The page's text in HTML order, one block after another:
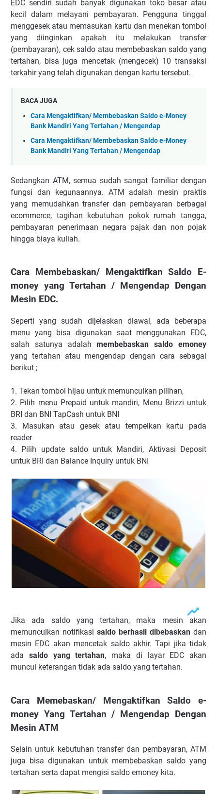
EDC sendiri sudah banyak digunakan toko besar atau
kecil dalam melayani pembayaran. Pengguna tinggal
menggesek atau memasukan kartu dan menekan tombol
yang diinginkan apakah itu melakukan transfer
(pembayaran), cek saldo atau membebaskan saldo yang
tertahan, bisa juga mencetak (mengecek) 10 transaksi
terkahir yang telah digunakan dengan kartu tersebut.
BACA JUGA
Cara Mengaktifkan/ Membebaskan Saldo e-Money
Bank Mandiri Yang Tertahan / Mengendap
Cara Mengaktifkan/ Membebaskan Saldo e-Money
Bank Mandiri Yang Tertahan / Mengendap
Sedangkan ATM, semua sudah sangat familiar dengan
fungsi dan kegunaannya. ATM adalah mesin praktis
yang memudahkan transfer dan pembayaran berbagai
ecommerce, tagihan kebutuhan pokok rumah tangga,
pembayaran penerimaan negara pajak dan non pojak
hingga biaya kuliah.
Cara Membebaskan/ Mengaktifkan Saldo E-
money yang Tertahan / Mengendap Dengan
Mesin EDC.
Seperti yang sudah dijelaskan diawal, ada beberapa
menu yang bisa digunakan saat menggunakan EDC,
salah satunya adalahmembebaskan saldo emoney
yang tertahan atau mengendap dengan cara sebagai
berikut ;
1. Tekan tombol hijau untuk memunculkan pilihan,
2. Pilih menu Prepaid untuk mandiri, Menu Brizzi untuk
BRI dan BNI TapCash untuk BNI
3. Masukan atau gesek atau tempelkan kartu pada
reader
4. Pilih update saldo untuk Mandiri, Aktivasi Deposit
untuk BRI dan Balance Inquiry untuk BNI
Jika ada saldo yang tertahan, maka mesin akan
memunculkan notifikasi saldo berhasil dibebaskan dan
mesin EDC akan mencetak saldo akhir. Tapi jika tidak
ada saldo yang tertahan, maka di layar EDC akan
muncul keterangan tidak ada saldo yang tertahan.
Cara Memebaskan/ Mengaktifkan Saldo e-
money Yang Tertahan / Mengendap Dengan
Mesin ATM
Selain untuk kebutuhan transfer dan pembayaran, ATM
juga bisa digunakan untuk membebaskan saldo yang
tertahan serta dapat mengisi saldo emoney kita.